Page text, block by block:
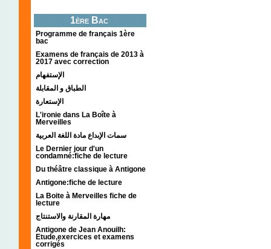
1ère Bac
Programme de français 1ère
bac
Examens de français de 2013 à
2017 avec correction
الإستفهام
الطباق و المقابلة
الإستعارة
L'ironie dans La Boîte à
Merveilles
سمات الإبداع مادة اللغة العربية
Le Dernier jour d'un
condamné:fiche de lecture
Du théâtre classique à Antigone
Antigone:fiche de lecture
La Boite à Merveilles fiche de
lecture
مهارة المقارنة والاستنتاج
Antigone de Jean Anouilh:
Etude,exercices et examens
corrigés